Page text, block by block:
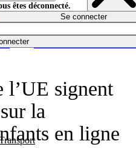
êtes déconnecté.
Se connecter
l’UE signent
la
en ligne